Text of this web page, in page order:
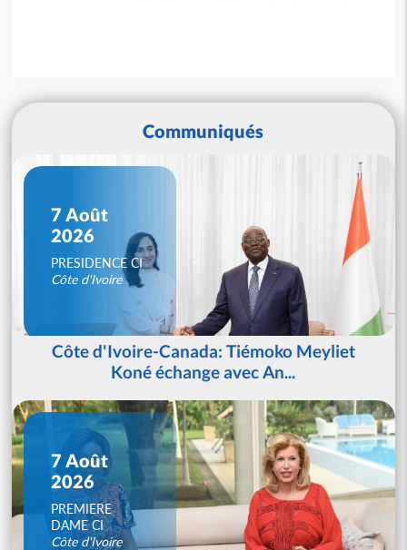
Communiqués
7 Août
2026
PRESIDENCE CI
Côte d'Ivoire
Côte d'Ivoire-Canada: Tiémoko Meyliet
Koné échange avec An...
7 Août
2026
PREMIERE
DAME CI
Côte d'Ivoire